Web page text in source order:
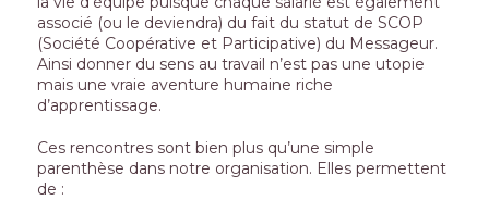
associé (ou le deviendra) du fait du statut de SCOP
(Société Coopérative et Participative) du Messageur.
Ainsi donner du sens au travail n’est pas une utopie
mais une vraie aventure humaine riche
d’apprentissage.
Ces rencontres sont bien plus qu’une simple
parenthèse dans notre organisation. Elles permettent
de :